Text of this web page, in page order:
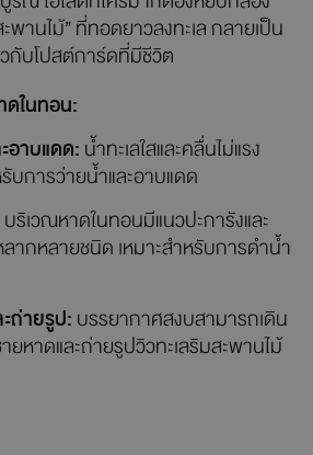
Beach)
ตั้งอยู่ทางตอนเหนือของ
อุทยานแห่งชาติสิรินาถ ชายหาดทราย
ว่า 1 กิโลเมตร ล้อมรอบด้วยต้นสนและ
รณ์ ไฮไลต์ที่ใครมาก็ต้องหยิบกล้อง
ะพานไม้” ที่ทอดยาวลงทะเล กลายเป็น
กับโปสต์การ์ดที่มีชีวิต
ดในทอน:
อาบแดด:น้ำทะเลใสและคลื่นไม่แรง
บการว่ายน้ำและอาบแดด